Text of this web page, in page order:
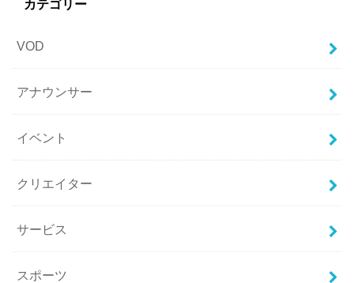
カテゴリー
VOD
アナウンサー
イベント
クリエイター
サービス
スポーツ